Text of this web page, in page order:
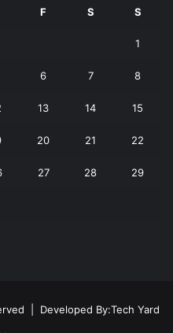
F S S
1
6 7 8
13 14 15
20 21 22
27 28 29
| Developed By:Tech Yard